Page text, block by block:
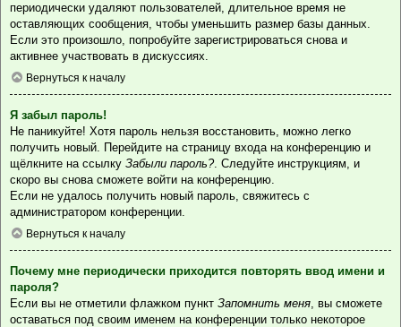
периодически удаляют пользователей, длительное время не
оставляющих сообщения, чтобы уменьшить размер базы данных.
Если это произошло, попробуйте зарегистрироваться снова и
активнее участвовать в дискуссиях.
Вернуться к началу
Я забыл пароль!
Не паникуйте! Хотя пароль нельзя восстановить, можно легко
получить новый. Перейдите на страницу входа на конференцию и
щёлкните на ссылку Забыли пароль?. Следуйте инструкциям, и
скоро вы снова сможете войти на конференцию.
Если не удалось получить новый пароль, свяжитесь с
администратором конференции.
Вернуться к началу
Почему мне периодически приходится повторять ввод имени и
пароля?
Если вы не отметили флажком пункт Запомнить меня , вы сможете
оставаться под своим именем на конференции только некоторое